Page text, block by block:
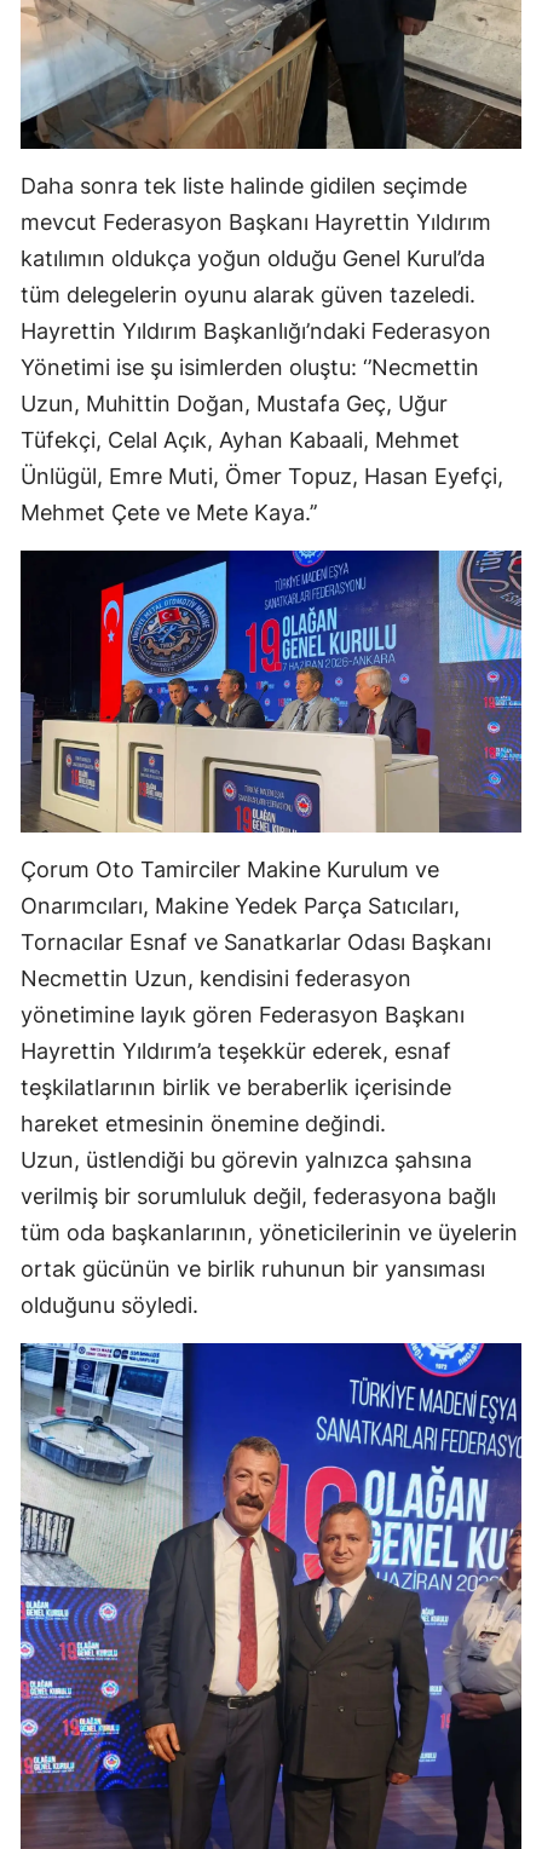
Yozgat
Zonguldak
Aksaray
Bayburt
Kırıkkale
Batman
Şırnak
Bartın
Ardahan
Yalova
Karabük
Kilis
Osmaniye
Daha sonra tek liste halinde gidilen seçimde
mevcut Federasyon Başkanı Hayrettin Yıldırım
katılımın oldukça yoğun olduğu Genel Kurul’da
tüm delegelerin oyunu alarak güven tazeledi.
Hayrettin Yıldırım Başkanlığı’ndaki Federasyon
Yönetimi ise şu isimlerden oluştu: ‘’Necmettin
Uzun, Muhittin Doğan, Mustafa Geç, Uğur
Tüfekçi, Celal Açık, Ayhan Kabaali, Mehmet
Ünlügül, Emre Muti, Ömer Topuz, Hasan Eyefçi,
Mehmet Çete ve Mete Kaya.’’
Çorum Oto Tamirciler Makine Kurulum ve
Onarımcıları, Makine Yedek Parça Satıcıları,
Tornacılar Esnaf ve Sanatkarlar Odası Başkanı
Necmettin Uzun, kendisini federasyon
yönetimine layık gören Federasyon Başkanı
Hayrettin Yıldırım’a teşekkür ederek, esnaf
teşkilatlarının birlik ve beraberlik içerisinde
hareket etmesinin önemine değindi.
Uzun, üstlendiği bu görevin yalnızca şahsına
verilmiş bir sorumluluk değil, federasyona bağlı
tüm oda başkanlarının, yöneticilerinin ve üyelerin
ortak gücünün ve birlik ruhunun bir yansıması
olduğunu söyledi.